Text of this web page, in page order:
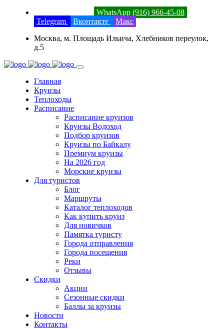
WhatsApp (916) 966-45-08
Telegram
Вконтакте
Макс
Москва, м. Площадь Ильича, Хлебников переулок,
д.5
Главная
Круизы
Теплоходы
Расписание
Расписание круизов
Круизы Водоход
Подбор круизов
Круизы по Байкалу
Премиум круизы
На 2026 год
Морские круизы
Для туристов
Блог
Маршруты
Каталог теплоходов
Как купить круиз
Для новичков
Памятка туристу
Города отправления
Города посещения
Реки
Отзывы
Скидки
Акции
Сезонные скидки
Баллы за круизы
Новости
Контакты